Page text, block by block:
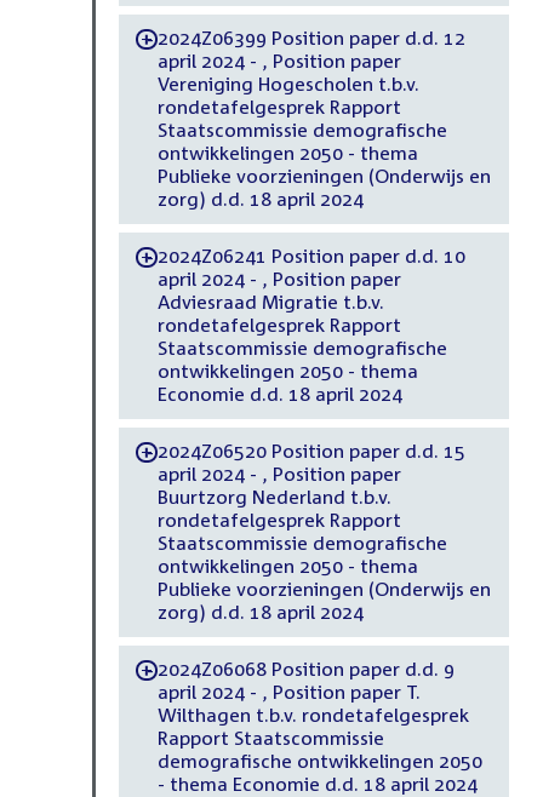
-2024Z06399 Position paper d.d. 12
april 2024 - , Position paper
Vereniging Hogescholen t.b.v.
rondetafelgesprek Rapport
Staatscommissie demografische
ontwikkelingen 2050 - thema
Publieke voorzieningen (Onderwijs en
zorg) d.d. 18 april 2024
-2024Z06241 Position paper d.d. 10
april 2024 - , Position paper
Adviesraad Migratie t.b.v.
rondetafelgesprek Rapport
Staatscommissie demografische
ontwikkelingen 2050 - thema
Economie d.d. 18 april 2024
-2024Z06520 Position paper d.d. 15
april 2024 - , Position paper
Buurtzorg Nederland t.b.v.
rondetafelgesprek Rapport
Staatscommissie demografische
ontwikkelingen 2050 - thema
Publieke voorzieningen (Onderwijs en
zorg) d.d. 18 april 2024
-2024Z06068 Position paper d.d. 9
april 2024 - , Position paper T.
Wilthagen t.b.v. rondetafelgesprek
Rapport Staatscommissie
demografische ontwikkelingen 2050
- thema Economie d.d. 18 april 2024